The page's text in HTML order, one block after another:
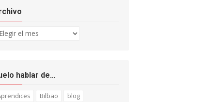
hablar de…
Bilbao
blog